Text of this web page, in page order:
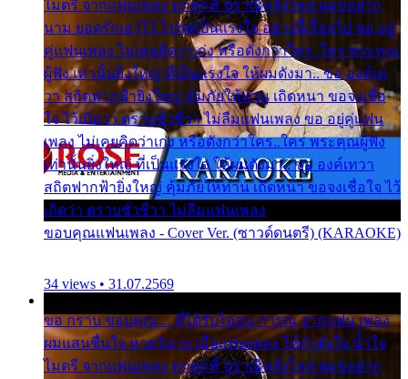
ไมตรี จากแฟนเพลง ทุกทุกที่ ปราณีหลั่งไหล ผมขอฝาก
นาม ยอดรักเอาไว้ โปรดเป็นแรงใจ อย่างนี้เรื่อยไป ขอ อยู่
คู่แฟนเพลง ไม่เคยคิดว่าเก่ง หรือดังกว่าใคร..ใคร พระคุณ
ผู้ฟัง เท่านั้นยิ่งใหญ่ ที่เป็นแรงใจ ให้ผมดังมา.. ขอ องค์เท
วา สถิตฟากฟ้ายิ่งใหญ่ คุ้มภัยให้ท่าน เถิดหนา ขอจงเชื่อ
ใจ ไว้เถิดว่า ตราบชั่วชีวา ไม่ลืมแฟนเพลง ขอ อยู่คู่แฟน
เพลง ไม่เคยคิดว่าเก่ง หรือดังกว่าใคร..ใคร พระคุณผู้ฟัง
เท่านั้นยิ่งใหญ่ ที่เป็นแรงใจ ให้ผมดังมา.. ขอ องค์เทวา
สถิตฟากฟ้ายิ่งใหญ่ คุ้มภัยให้ท่าน เถิดหนา ขอจงเชื่อใจ ไว้
เถิดว่า ตราบชั่วชีวา ไม่ลืมแฟนเพลง
ขอบคุณแฟนเพลง - Cover Ver. (ซาวด์ดนตรี) (KARAOKE)
34 views • 31.07.2569
ขอ กราบ ขอบคุณ.... ที่ได้รับไออุ่น การุณ จากแฟน เพลง
ผมแสนชื่นใจ หายวังเวง เมื่อแฟนเพลง ให้กำลังใจ น้ำใจ
ไมตรี จากแฟนเพลง ทุกทุกที่ ปราณีหลั่งไหล ผมขอฝาก